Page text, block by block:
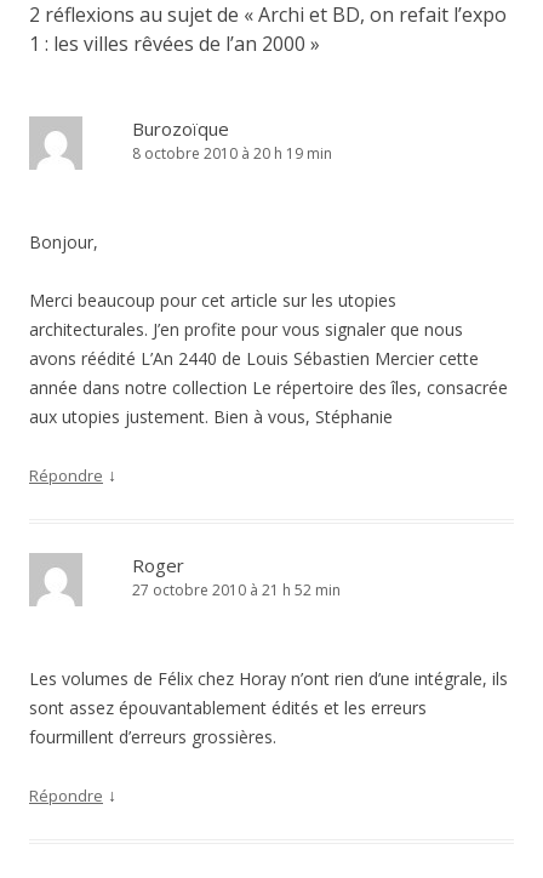
2 réflexions au sujet de «Archi et BD, on refait l’expo
1 : les villes rêvées de l’an 2000 »
Burozoïque
8 octobre 2010 à 20 h 19 min
Bonjour,
Merci beaucoup pour cet article sur les utopies
architecturales. J’en profite pour vous signaler que nous
avons réédité L’An 2440 de Louis Sébastien Mercier cette
année dans notre collection Le répertoire des îles, consacrée
aux utopies justement. Bien à vous, Stéphanie
Répondre ↓
Roger
27 octobre 2010 à 21 h 52 min
Les volumes de Félix chez Horay n’ont rien d’une intégrale, ils
sont assez épouvantablement édités et les erreurs
fourmillent d’erreurs grossières.
Répondre ↓